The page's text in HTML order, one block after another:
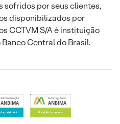
sofridos por seus clientes,
disponibilizados por
CCTVM S/A é instituição
Central do Brasil.